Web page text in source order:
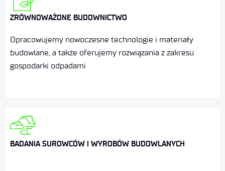
ZRÓWNOWAŻONE BUDOWNICTWO
Opracowujemy nowoczesne technologie i materiały
budowlane, a także oferujemy rozwiązania z zakresu
gospodarki odpadami
BADANIA SUROWCÓW I WYROBÓW BUDOWLANYCH